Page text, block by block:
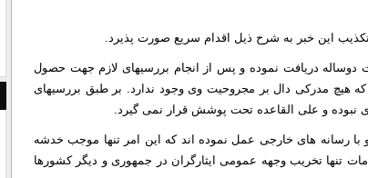
این خبر به شرح ذیل اقدام سریع صورت پذیرد.
درصد موقت دوساله دریافت نموده و پس از انجام بررسیهای لازم جهت حصول
ورامین در تاریخ ۶/۷/۷۱ اعلام کرده است که هیچ مدرکی دال بر مجروحیت وی وجود ندارد. بر طبق بررسیهای
نبوده و علی القاعده تحت پوشش قرار نمی گیرد.
با رسانه های خارجی عمل نموده اند که این امر تنها موجب خدشه
تنها تخریب وجهه عمومی ایثارگران در جمهوری و دیگر کشورها